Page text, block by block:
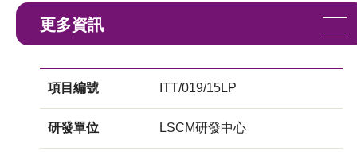
更多資訊
項目編號 ITT/019/15LP
研發單位 LSCM研發中心